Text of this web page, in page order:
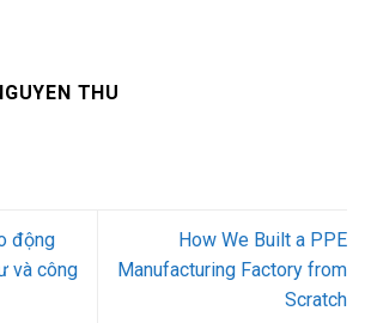
THU
động
và công
How We Built a PPE
Manufacturing Factory from
Scratch